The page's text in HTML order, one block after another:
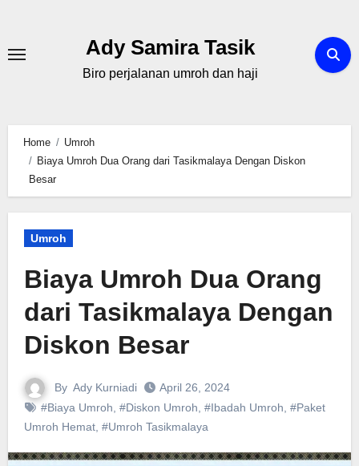
content
Ady Samira Tasik
Biro perjalanan umroh dan haji
Home
Umroh
Biaya Umroh Dua Orang dari Tasikmalaya Dengan Diskon
Besar
Umroh
Biaya Umroh Dua Orang
dari Tasikmalaya Dengan
Diskon Besar
By Ady Kurniadi
April 26, 2024
#Biaya Umroh, #Diskon Umroh, #Ibadah Umroh, #Paket
Umroh Hemat, #Umroh Tasikmalaya